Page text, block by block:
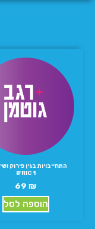
התחייבויות בגין פירוק
IFRIC 1
69 ₪
הוספה לסל